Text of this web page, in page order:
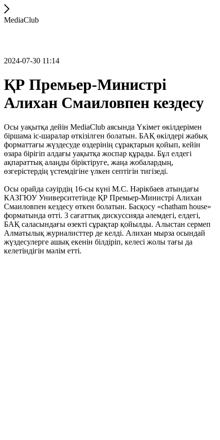
MediaClub
2024-07-30 11:14
ҚР Премьер-Министрі
Алихан Смаиловпен кездесу
Осы уақытқа дейін MediaClub аясында Үкімет өкілдерімен
біршама іс-шаралар өткізілген болатын. БАҚ өкілдері жабық
форматтағы жүздесуде өздерінің сұрақтарын қойып, кейін
өзара бірігіп алдағы уақытқа жоспар құрады. Бұл елдегі
ақпараттық алаңды біріктіруге, жаңа жобалардың,
өзгерістердің үстемдігіне үлкен септігін тигізеді.
Осы орайда сәуірдің 16-сы күні М.С. Нәрікбаев атындағы
КАЗГЮУ Университетінде ҚР Премьер-Министрі Алихан
Смаиловпен кездесу өткен болатын. Басқосу «chatham house»
форматында өтті. 3 сағаттық дискуссияда әлемдегі, елдегі,
БАҚ саласындағы өзекті сұрақтар қойылды. Алыстан сермеп
Алматылық журналисттер де келді. Алихан мырза осындай
жүздесулерге ашық екенін білдіріп, келесі жолы тағы да
келетіндігін мәлім етті.